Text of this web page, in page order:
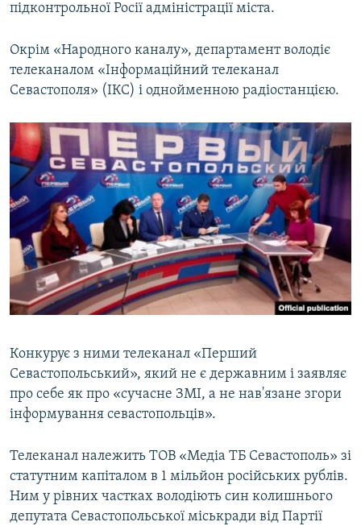
підконтрольної Росії адміністрації міста.
Окрім «Народного каналу», департамент володіє
телеканалом «Інформаційний телеканал
Севастополя» (ІКС) і однойменною радіостанцією.
Конкурує з ними телеканал «Перший
Севастопольський», який не є державним і заявляє
про себе як про «сучасне ЗМІ, а не нав'язане згори
інформування севастопольців».
Телеканал належить ТОВ «Медіа ТБ Севастополь» зі
статутним капіталом в 1 мільйон російських рублів.
Ним у рівних частках володіють син колишнього
депутата Севастопольської міськради від Партії